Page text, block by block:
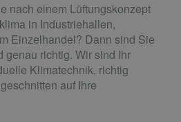
nach einem Lüftungskonzept
in Industriehallen,
Einzelhandel? Dann sind Sie
genau richtig. Wir sind Ihr
Klimatechnik, richtig
auf Ihre